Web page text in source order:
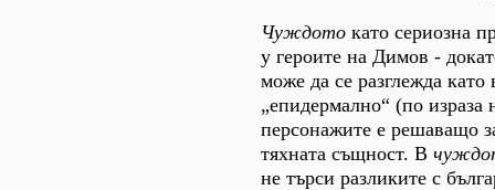
Чуждото като сериозна
у героите на Димов -
може да се разглежда
„епидермално“ (по
персонажите е решаващо
тяхната същност. В
не търси разликите с